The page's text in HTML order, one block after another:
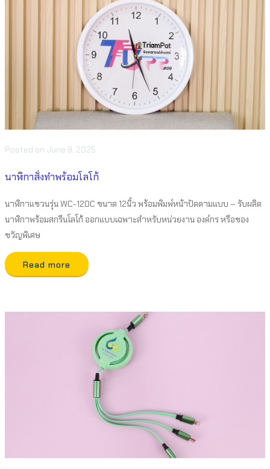
Posted on June 9, 2025
นาฬิกาสั่งทำพร้อมโลโก้
นาฬิกาแขวนรุ่น WC-120C ขนาด 12นิ้ว พร้อมพิมพ์หน้าปัดตามแบบ – รับผลิต
นาฬิกาพร้อมสกรีนโลโก้ ออกแบบเฉพาะสำหรับหน่วยงาน องค์กร หรือของ
ขวัญพิเศษ
Read more